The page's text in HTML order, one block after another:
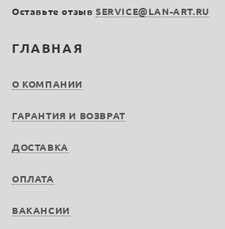
ГЛАВНАЯ
О КОМПАНИИ
ГАРАНТИЯ И ВОЗВРАТ
ДОСТАВКА
ОПЛАТА
ВАКАНСИИ
Оставьте отзыв SERVICE@LAN-ART.RU